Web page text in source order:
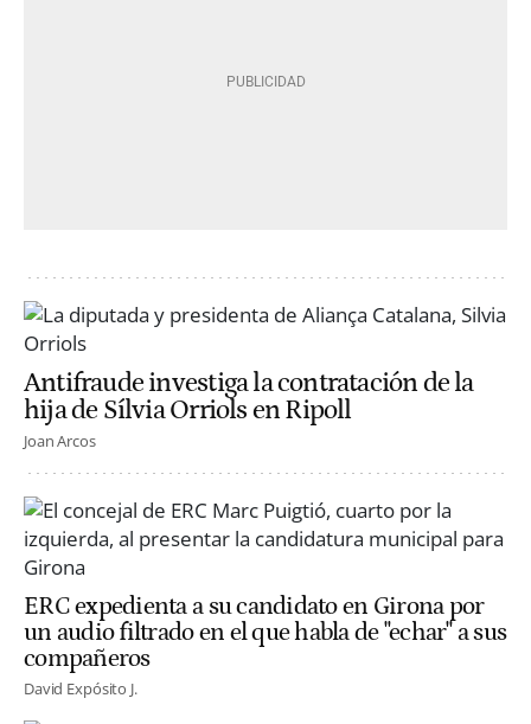
Antifraude investiga la contratación de la
hija de Sílvia Orriols en Ripoll
Joan Arcos
ERC expedienta a su candidato en Girona por
un audio filtrado en el que habla de "echar" a sus
compañeros
David Expósito J.